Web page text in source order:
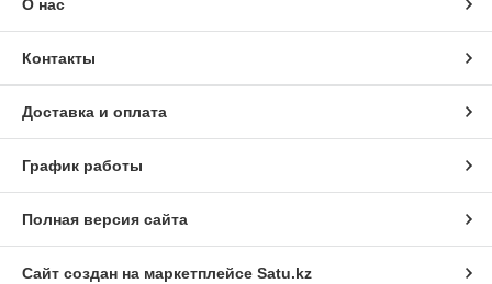
О нас
Контакты
Доставка и оплата
График работы
Полная версия сайта
Сайт создан на маркетплейсе Satu.kz